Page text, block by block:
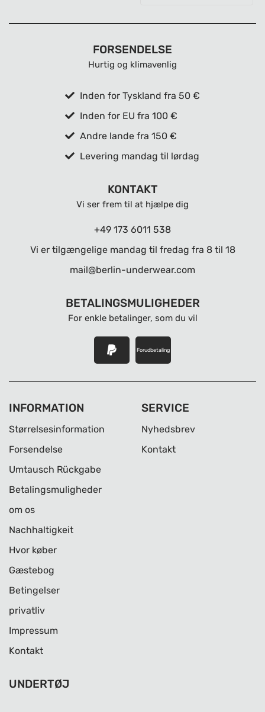
FORSENDELSE
Hurtig og klimavenlig
Inden for Tyskland fra 50 €
Inden for EU fra 100 €
Andre lande fra 150 €
Levering mandag til lørdag
KONTAKT
Vi ser frem til at hjælpe dig
+49 173 6011 538
Vi er tilgængelige mandag til fredag ​​fra 8 til 18
mail@berlin-underwear.com
BETALINGSMULIGHEDER
For enkle betalinger, som du vil
Forudbetaling
INFORMATION
Størrelsesinformation
Forsendelse
Umtausch Rückgabe
Betalingsmuligheder
om os
Nachhaltigkeit
Hvor køber
Gæstebog
Betingelser
privatliv
Impressum
Kontakt
SERVICE
Nyhedsbrev
Kontakt
UNDERTØJ